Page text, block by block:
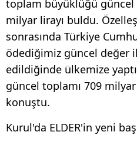
toplam büyüklüğü güncel
milyar lirayı buldu.
sonrasında Türkiye
ödediğimiz güncel değer
edildiğinde ülkemize
güncel toplamı 709 milyar
konuştu.
Kurul'da ELDER'in yeni